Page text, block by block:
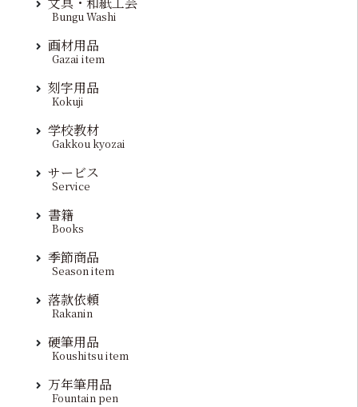
Bungu Washi
画材用品
Gazai item
刻字用品
Kokuji
学校教材
Gakkou kyozai
サービス
Service
書籍
Books
季節商品
Season item
落款依頼
Rakanin
硬筆用品
Koushitsu item
万年筆用品
Fountain pen